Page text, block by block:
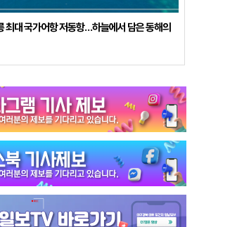
최대 국가어항 저동항…하늘에서 담은 동해의